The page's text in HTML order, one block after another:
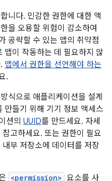
니다. 민감한 권한에 대한 액
을 오용할 위험이 감소하여
공략할 수 있는 앱의 취약점
앱이 작동하는 데 필요하지 않
앱에서 권한을 선언해야 하는
.
식으로 애플리케이션을 설계
만들기 위해 기기 정보 액세스
션의 UUID를 만드세요. 자세
참고하세요. 또는 권한이 필요
부 저장소에 데이터를 저장
<permission> 요소를 사